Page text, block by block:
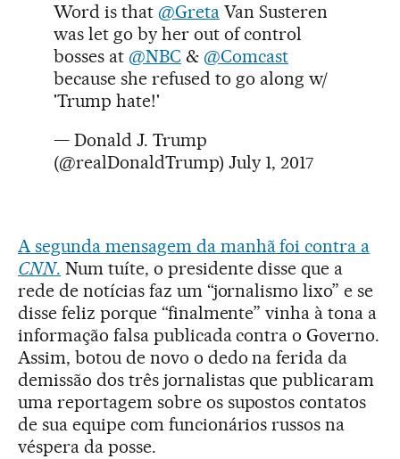
Word is that @Greta Van Susteren
was let go by her out of control
bosses at @NBC & @Comcast
because she refused to go along w/
'Trump hate!'
— Donald J. Trump
(@realDonaldTrump) July 1, 2017
A segunda mensagem da manhã foi contra a
CNN. Num tuíte, o presidente disse que a
rede de notícias faz um “jornalismo lixo” e se
disse feliz porque “finalmente” vinha à tona a
informação falsa publicada contra o Governo.
Assim, botou de novo o dedo na ferida da
demissão dos três jornalistas que publicaram
uma reportagem sobre os supostos contatos
de sua equipe com funcionários russos na
véspera da posse.